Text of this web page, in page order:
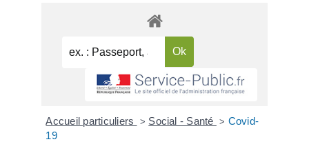
Accueil particuliers > Social - Santé > Covid-
19